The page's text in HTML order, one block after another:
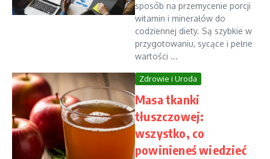
sposób na przemycenie porcji
witamin i minerałów do
codziennej diety. Są szybkie w
przygotowaniu, sycące i pełne
wartości ...
Zdrowie i Uroda
Masa tkanki
tłuszczowej:
wszystko, co
powinieneś wiedzieć